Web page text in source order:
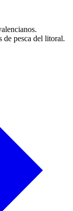
de pesca del litoral.